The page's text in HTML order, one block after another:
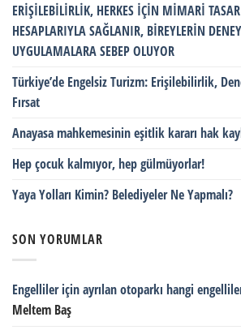
ERİŞİLEBİLİRLİK, HERKES İÇİN MİMARİ
HESAPLARIYLA SAĞLANIR, BİREYLERİN
UYGULAMALARA SEBEP OLUYOR
Türkiye’de Engelsiz Turizm: Erişilebilirlik,
Fırsat
Anayasa mahkemesinin eşitlik kararı hak
Hep çocuk kalmıyor, hep gülmüyorlar!
Yaya Yolları Kimin? Belediyeler Ne Yapmalı?
SON YORUMLAR
Engelliler için ayrılan otoparkı hangi
Meltem Baş